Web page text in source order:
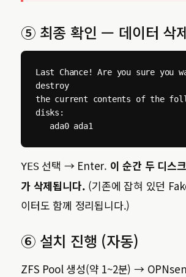
⑤ 최종 확인 — 데이터 삭
Last Chance! Are you sure you
destroy
the current contents of the
disks:
   ada0 ada1
YES 선택 → Enter. 이 순간 두 디스
가 삭제됩니다. (기존에 잡혀 있던
이터도 함께 정리됩니다.)
⑥ 설치 진행 (자동)
ZFS Pool 생성(약 1~2분) →